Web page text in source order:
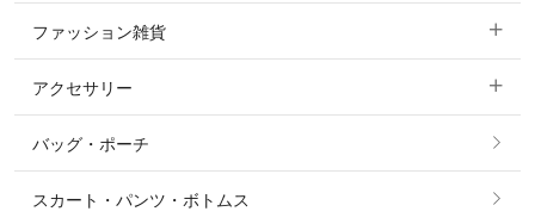
パーカー・トレーナー・スウェット
ニット・セーター
シャツ・ブラウス・ワンピース
その他 アウター
ショージャケット
ショーシャツ
ファッション雑貨
すべてのファッション雑貨
ソックス
ベルト
アクセサリー
すべてのアクセサリー
リング
バッグ・ポーチ
スカート・パンツ・ボトムス